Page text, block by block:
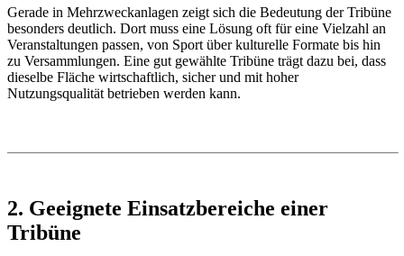
Gerade in Mehrzweckanlagen zeigt sich die Bedeutung der Tribüne
besonders deutlich. Dort muss eine Lösung oft für eine Vielzahl an
Veranstaltungen passen, von Sport über kulturelle Formate bis hin
zu Versammlungen. Eine gut gewählte Tribüne trägt dazu bei, dass
dieselbe Fläche wirtschaftlich, sicher und mit hoher
Nutzungsqualität betrieben werden kann.
2. Geeignete Einsatzbereiche einer
Tribüne